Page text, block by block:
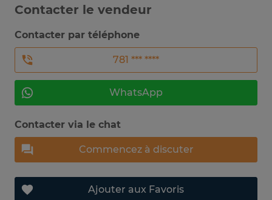
Contacter le vendeur
Contacter par téléphone
781 *** ****
WhatsApp
Contacter via le chat
Commencez à discuter
Ajouter aux Favoris